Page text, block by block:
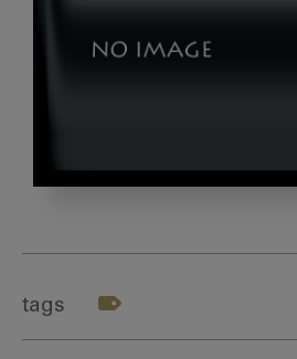
2430cd12f5e4
tags